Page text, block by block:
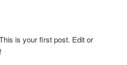
is your first post. Edit or